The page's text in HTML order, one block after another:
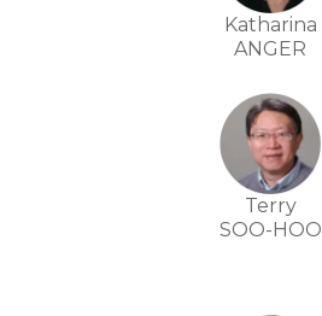
Katharina
ANGER
Terry
SOO-HOO